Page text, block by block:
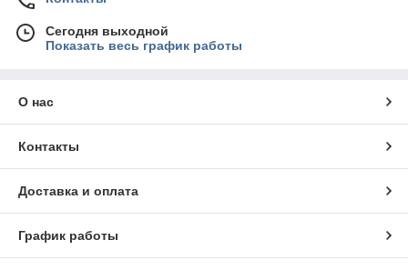
Сегодня выходной
Показать весь график работы
О нас
Контакты
Доставка и оплата
График работы